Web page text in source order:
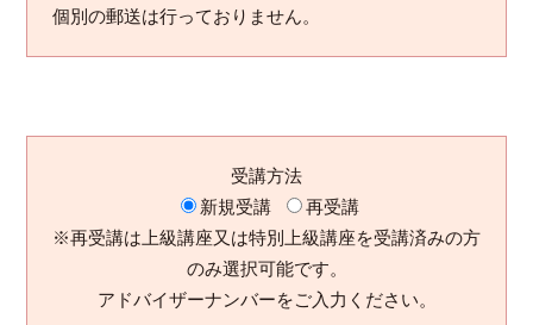
個別の郵送は行っておりません。
受講方法
新規受講
再受講
※再受講は上級講座又は特別上級講座を受講済みの方
のみ選択可能です。
アドバイザーナンバーをご入力ください。